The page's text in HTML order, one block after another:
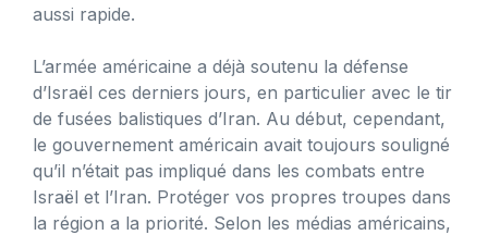
aussi rapide.
L’armée américaine a déjà soutenu la défense
d’Israël ces derniers jours, en particulier avec le tir
de fusées balistiques d’Iran. Au début, cependant,
le gouvernement américain avait toujours souligné
qu’il n’était pas impliqué dans les combats entre
Israël et l’Iran. Protéger vos propres troupes dans
la région a la priorité. Selon les médias américains,